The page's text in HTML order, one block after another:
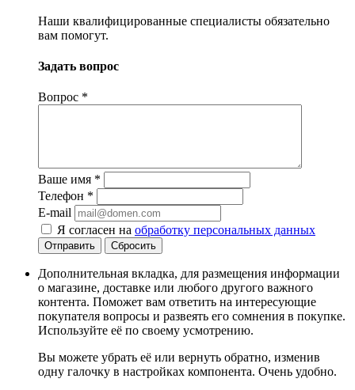
Наши квалифицированные специалисты обязательно
вам помогут.
Задать вопрос
Вопрос *
Ваше имя *
Телефон *
E-mail
Я согласен на обработку персональных данных
Сбросить
Дополнительная вкладка, для размещения информации
о магазине, доставке или любого другого важного
контента. Поможет вам ответить на интересующие
покупателя вопросы и развеять его сомнения в покупке.
Используйте её по своему усмотрению.
Вы можете убрать её или вернуть обратно, изменив
одну галочку в настройках компонента. Очень удобно.